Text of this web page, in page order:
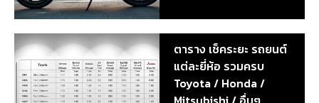
ตาราง เช็คระยะ รถยนต์
แต่ละยี่ห้อ รวมครบ
Toyota / Honda /